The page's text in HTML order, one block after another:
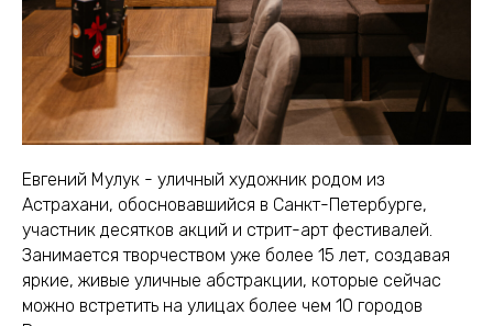
Евгений Мулук - уличный художник родом из
Астрахани, обосновавшийся в Санкт-Петербурге,
участник десятков акций и стрит-арт фестивалей.
Занимается творчеством уже более 15 лет, создавая
яркие, живые уличные абстракции, которые сейчас
можно встретить на улицах более чем 10 городов